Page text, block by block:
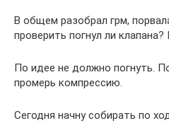
В общем разобрал грм,
проверить погнул ли
По идее не должно погнуть.
промерь компрессию.
Сегодня начну собирать по